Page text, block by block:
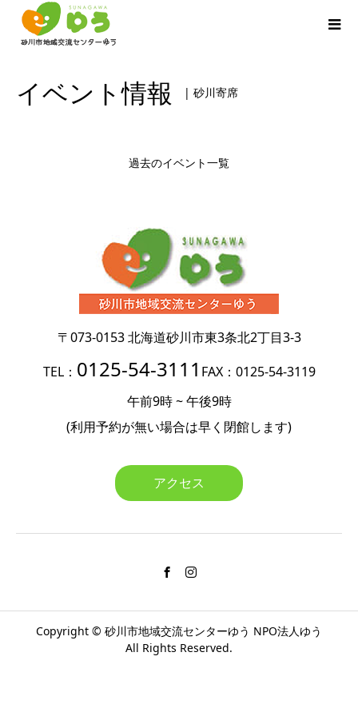
イベント情報 | 砂川寄席
過去のイベント一覧
〒073-0153北海道砂川市東3条北2丁目3-3
TEL： 0125-54-3111 FAX：0125-54-3119
午前9時 ~ 午後9時
(利用予約が無い場合は早く閉館します)
アクセス
Copyright © 砂川市地域交流センターゆう NPO法人ゆう
All Rights Reserved.